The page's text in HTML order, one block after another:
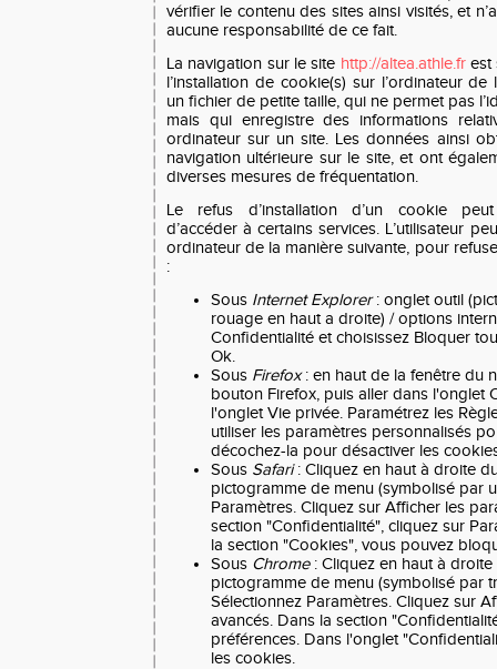
vérifier le contenu des sites ainsi visités, et
aucune responsabilité de ce fait.
La navigation sur le site http://altea.athle.frest
l’installation de cookie(s) sur l’ordinateur de
un fichier de petite taille, qui ne permet pas
mais qui enregistre des informations
ordinateur sur un site. Les données ainsi
navigation ultérieure sur le site, et ont
diverses mesures de fréquentation.
Le refus d’installation d’un cookie peut
d’accéder à certains services. L’utilisateur
ordinateur de la manière suivante, pour
:
Sous Internet Explorer: onglet outil
rouage en haut a droite) / options
Confidentialité et choisissez Bloquer
Ok.
Sous Firefox: en haut de la fenêtre du
bouton Firefox, puis aller dans l'onglet
l'onglet Vie privée. Paramétrez les
utiliser les paramètres personnalisés
décochez-la pour désactiver les
Sous Safari: Cliquez en haut à droite
pictogramme de menu (symbolisé par
Paramètres. Cliquez sur Afficher les
section "Confidentialité", cliquez sur
la section "Cookies", vous pouvez
Sous Chrome: Cliquez en haut à
pictogramme de menu (symbolisé par
Sélectionnez Paramètres. Cliquez sur
avancés. Dans la section
préférences. Dans l'onglet
les cookies.